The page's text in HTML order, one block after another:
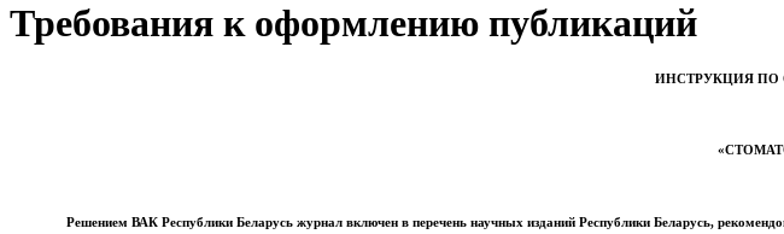
Требования к оформлению публикаций
ИНСТРУКЦИЯ ПО
Решением ВАК Республики Беларусь журнал включен в перечень научных изданий Республики Беларусь,